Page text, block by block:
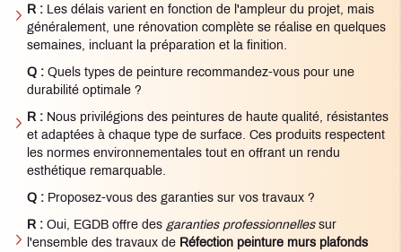
R : Les délais varient en fonction de l'ampleur du projet, mais
généralement, une rénovation complète se réalise en quelques
semaines, incluant la préparation et la finition.
Q : Quels types de peinture recommandez-vous pour une
durabilité optimale ?
R : Nous privilégions des peintures de haute qualité, résistantes
et adaptées à chaque type de surface. Ces produits respectent
les normes environnementales tout en offrant un rendu
esthétique remarquable.
Q : Proposez-vous des garanties sur vos travaux ?
R : Oui, EGDB offre des garanties professionnellessur
l'ensemble des travaux de Réfection peinture murs plafonds